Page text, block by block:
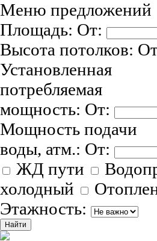
Меню предложений
Площадь: От:
Высота потолков:
Установленная
потребляемая
мощность: От:
Мощность подачи
воды, атм.: От:
ЖД пути
холодный
Этажность: